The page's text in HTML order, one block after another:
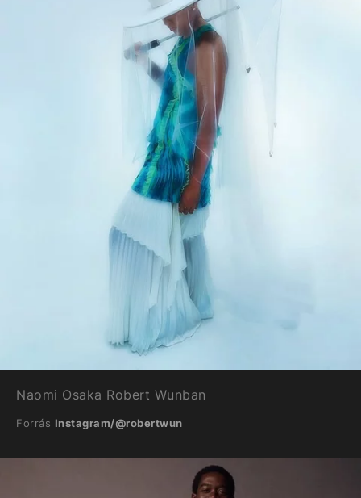
Naomi Osaka Robert Wunban
Forrás Instagram/@robertwun